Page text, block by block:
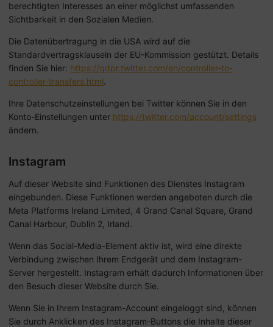
berechtigten Interesses an einer möglichst umfassenden
Sichtbarkeit in den Sozialen Medien.
Die Datenübertragung in die USA wird auf die
Standardvertragsklauseln der EU-Kommission gestützt. Details
finden Sie hier: https://gdpr.twitter.com/en/controller-to-
controller-transfers.html.
Ihre Datenschutzeinstellungen bei Twitter können Sie in den
Konto-Einstellungen unter https://twitter.com/account/settings
ändern.
Instagram
Auf dieser Website sind Funktionen des Dienstes Instagram
eingebunden. Diese Funktionen werden angeboten durch die
Meta Platforms Ireland Limited, 4 Grand Canal Square, Grand
Canal Harbour, Dublin 2, Irland.
Wenn das Social-Media-Element aktiv ist, wird eine direkte
Verbindung zwischen Ihrem Endgerät und dem Instagram-
Server hergestellt. Instagram erhält dadurch Informationen über
den Besuch dieser Website durch Sie.
Wenn Sie in Ihrem Instagram-Account eingeloggt sind, können
Sie durch Anklicken des Instagram-Buttons die Inhalte dieser